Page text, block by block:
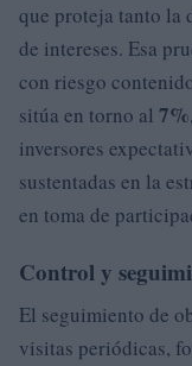
que proteja tanto la
de intereses. Esa
con riesgo
sitúa en torno al 7%
inversores
sustentadas en la
en toma de
Control y
El seguimiento de
visitas periódicas,